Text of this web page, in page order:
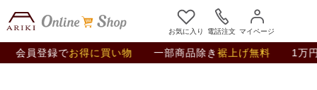
お気に入り 電話注文 マイページ
お得に買い物 一部商品除き裾上げ無料 1万円以上 送料